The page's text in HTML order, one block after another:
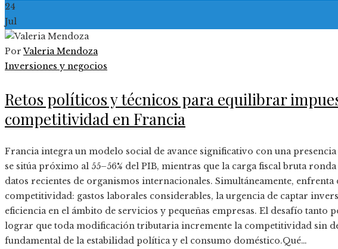
24
Jul
PorValeria Mendoza
Inversiones y negocios
Retos políticos y técnicos para equilibrar
competitividad en Francia
Francia integra un modelo social de avance significativo con una
se sitúa próximo al 55–56% del PIB, mientras que la carga fiscal bruta
datos recientes de organismos internacionales. Simultáneamente, enfrenta
competitividad: gastos laborales considerables, la urgencia de captar
eficiencia en el ámbito de servicios y pequeñas empresas. El desafío tanto
lograr que toda modificación tributaria incremente la competitividad sin
fundamental de la estabilidad política y el consumo doméstico.Qué…